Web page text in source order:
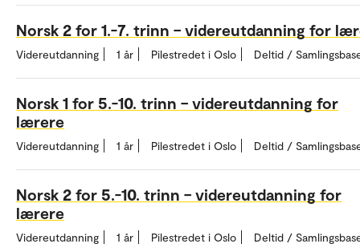
Norsk 2 for 1.-7. trinn – videreutdanning for
Videreutdanning 1 år Pilestredet i Oslo Deltid /
Norsk 1 for 5.-10. trinn – videreutdanning for
lærere
Videreutdanning 1 år Pilestredet i Oslo Deltid /
Norsk 2 for 5.-10. trinn – videreutdanning for
lærere
Videreutdanning 1 år Pilestredet i Oslo Deltid /